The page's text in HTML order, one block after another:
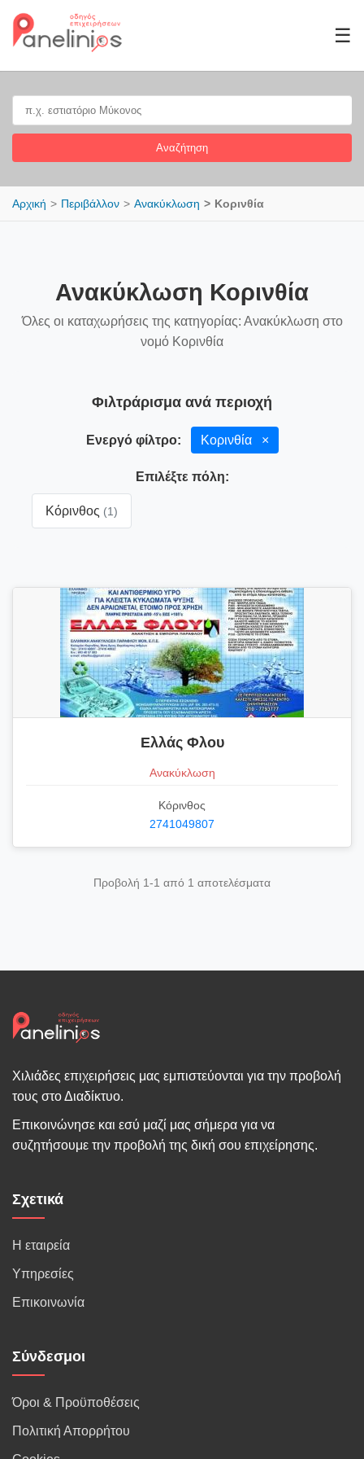
☰
Αναζήτηση
Αρχική Περιβάλλον Ανακύκλωση Κορινθία
Ανακύκλωση Κορινθία
Όλες οι καταχωρήσεις της κατηγορίας: Ανακύκλωση στο
νομό Κορινθία
Φιλτράρισμα ανά περιοχή
Ενεργό φίλτρο: Κορινθία ×
Επιλέξτε πόλη:
Κόρινθος (1)
Ελλάς Φλου
Ανακύκλωση
Κόρινθος
2741049807
Προβολή 1-1 από 1 αποτελέσματα
Χιλιάδες επιχειρήσεις μας εμπιστεύονται για την προβολή
τους στο Διαδίκτυο.
Επικοινώνησε και εσύ μαζί μας σήμερα για να
συζητήσουμε την προβολή της δική σου επιχείρησης.
Σχετικά
Η εταιρεία
Υπηρεσίες
Επικοινωνία
Σύνδεσμοι
Όροι & Προϋποθέσεις
Πολιτική Απορρήτου